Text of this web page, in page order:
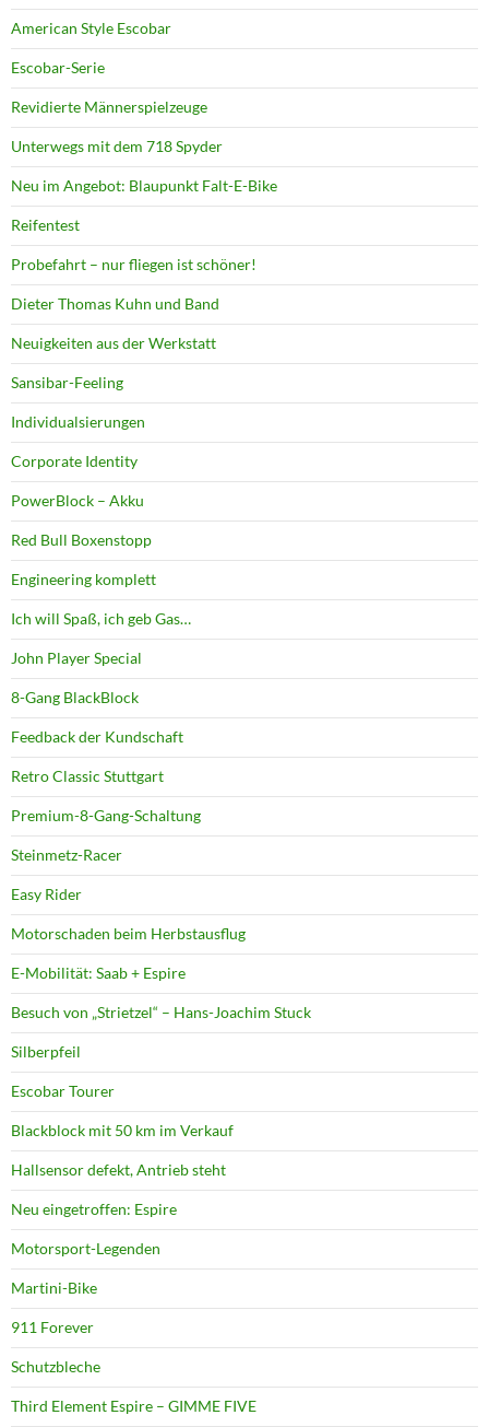
American Style Escobar
Escobar-Serie
Revidierte Männerspielzeuge
Unterwegs mit dem 718 Spyder
Neu im Angebot: Blaupunkt Falt-E-Bike
Reifentest
Probefahrt – nur fliegen ist schöner!
Dieter Thomas Kuhn und Band
Neuigkeiten aus der Werkstatt
Sansibar-Feeling
Individualsierungen
Corporate Identity
PowerBlock – Akku
Red Bull Boxenstopp
Engineering komplett
Ich will Spaß, ich geb Gas…
John Player Special
8-Gang BlackBlock
Feedback der Kundschaft
Retro Classic Stuttgart
Premium-8-Gang-Schaltung
Steinmetz-Racer
Easy Rider
Motorschaden beim Herbstausflug
E-Mobilität: Saab + Espire
Besuch von „Strietzel“ – Hans-Joachim Stuck
Silberpfeil
Escobar Tourer
Blackblock mit 50 km im Verkauf
Hallsensor defekt, Antrieb steht
Neu eingetroffen: Espire
Motorsport-Legenden
Martini-Bike
911 Forever
Schutzbleche
Third Element Espire – GIMME FIVE